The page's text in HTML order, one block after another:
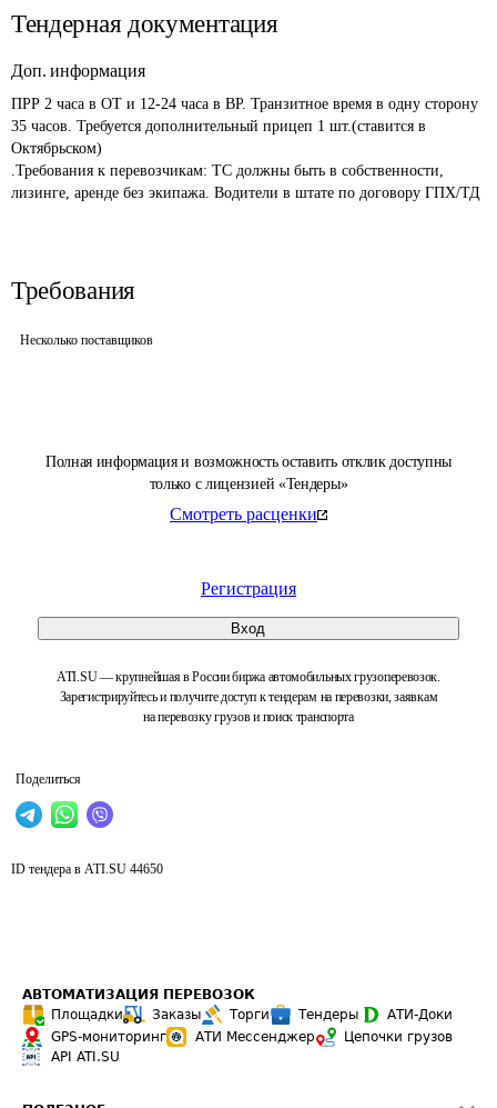
Полная информация и возможность оставить отклик доступны
только с лицензией «Тендеры»
Смотреть расценки
Регистрация
Вход
ATI.SU — крупнейшая в России биржа автомобильных грузоперевозок.
Зарегистрируйтесь и получите доступ к тендерам на перевозки, заявкам
на перевозку грузов и поиск транспорта
Поделиться
Тендерная документация
Доп. информация
ПРР 2 часа в ОТ и 12-24 часа в ВР. Транзитное время в одну сторону
35 часов. Требуется дополнительный прицеп 1 шт.(ставится в
Октябрьском)
.Требования к перевозчикам: ТС должны быть в собственности,
лизинге, аренде без экипажа. Водители в штате по договору ГПХ/ТД
Требования
Несколько поставщиков
ID тендера в ATI.SU 44650
АВТОМАТИЗАЦИЯ ПЕРЕВОЗОК
Площадки
Заказы Торги Тендеры
АТИ-Доки
GPS-мониторинг
АТИ Мессенджер
Цепочки грузов
API ATI.SU